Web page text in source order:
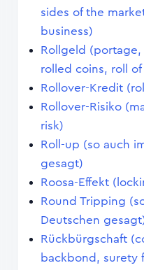
sides of the
business)
Rollgeld (portage,
rolled coins, roll of
Rollover-Kredit
Rollover-Risiko
risk)
Roll-up (so auch
gesagt)
Roosa-Effekt
Round Tripping
Deutschen
Rückbürgschaft
backbond, surety